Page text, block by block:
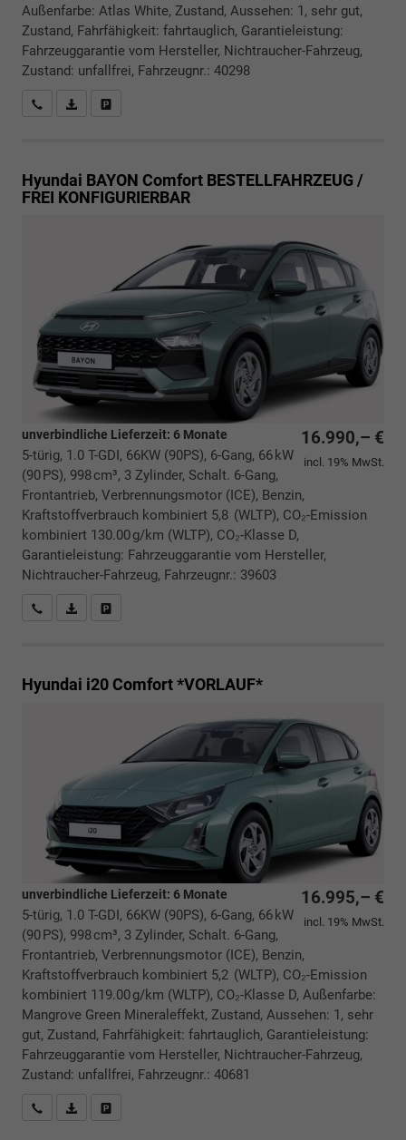
Außenfarbe: Atlas White, Zustand, Aussehen: 1, sehr gut,
Zustand, Fahrfähigkeit: fahrtauglich, Garantieleistung:
Fahrzeuggarantie vom Hersteller, Nichtraucher-Fahrzeug,
Zustand: unfallfrei, Fahrzeugnr.: 40298
Rückrufbitte absenden
PDF-Datei, Fahrzeugexposé drucken
Hyundai BAYON Comfort BESTELLFAHRZEUG /
FREI KONFIGURIERBAR
16.990,– €
incl. 19% MwSt.
unverbindliche Lieferzeit: 6 Monate
5-türig, 1.0 T-GDI, 66KW (90PS), 6-Gang, 66 kW
(90 PS), 998 cm³, 3 Zylinder, Schalt. 6-Gang,
Frontantrieb, Verbrennungsmotor (ICE), Benzin,
Kraftstoffverbrauch kombiniert 5,8 (WLTP), CO₂-Emission
kombiniert 130.00 g/km (WLTP), CO₂-Klasse D,
Garantieleistung: Fahrzeuggarantie vom Hersteller,
Nichtraucher-Fahrzeug, Fahrzeugnr.: 39603
Rückrufbitte absenden
PDF-Datei, Fahrzeugexposé drucken
Hyundai i20Comfort *VORLAUF*
16.995,– €
incl. 19% MwSt.
unverbindliche Lieferzeit: 6 Monate
5-türig, 1.0 T-GDI, 66KW (90PS), 6-Gang, 66 kW
(90 PS), 998 cm³, 3 Zylinder, Schalt. 6-Gang,
Frontantrieb, Verbrennungsmotor (ICE), Benzin,
Kraftstoffverbrauch kombiniert 5,2 (WLTP), CO₂-Emission
kombiniert 119.00 g/km (WLTP), CO₂-Klasse D, Außenfarbe:
Mangrove Green Mineraleffekt, Zustand, Aussehen: 1, sehr
gut, Zustand, Fahrfähigkeit: fahrtauglich, Garantieleistung:
Fahrzeuggarantie vom Hersteller, Nichtraucher-Fahrzeug,
Zustand: unfallfrei, Fahrzeugnr.: 40681
Rückrufbitte absenden
PDF-Datei, Fahrzeugexposé drucken